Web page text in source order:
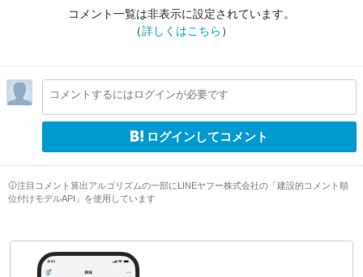
コメント一覧は非表示に設定されています。
（詳しくはこちら ）
コメントするにはログインが必要です
ログインしてコメント
注目コメント算出アルゴリズムの一部にLINEヤフー株式会社の「建設的コメント順
位付けモデルAPI」を使用しています